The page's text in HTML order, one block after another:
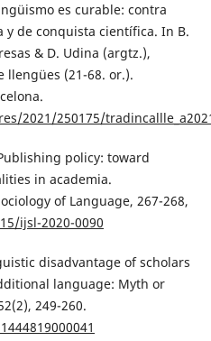
es curable: contra
de conquista científica. In B.
& D. Udina (argtz.),
llengües (21-68. or.).
2021/250175/
policy: toward
in academia.
of Language, 267-268,
ijsl-2020-0090
disadvantage of scholars
language: Myth or
249-260.